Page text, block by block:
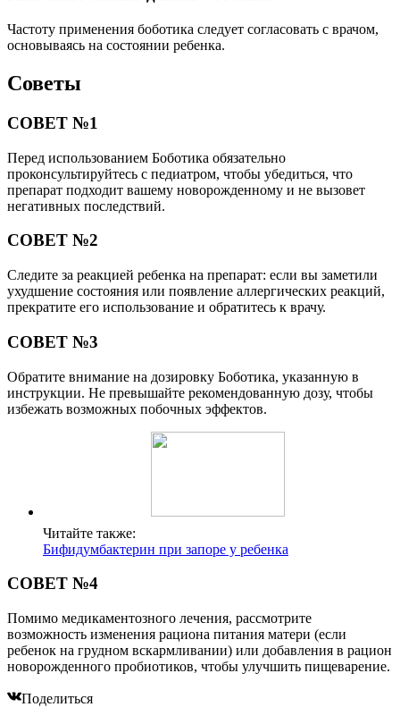
Частоту применения боботика следует согласовать с врачом,
основываясь на состоянии ребенка.
Советы
СОВЕТ №1
Перед использованием Боботика обязательно
проконсультируйтесь с педиатром, чтобы убедиться, что
препарат подходит вашему новорожденному и не вызовет
негативных последствий.
СОВЕТ №2
Следите за реакцией ребенка на препарат: если вы заметили
ухудшение состояния или появление аллергических реакций,
прекратите его использование и обратитесь к врачу.
СОВЕТ №3
Обратите внимание на дозировку Боботика, указанную в
инструкции. Не превышайте рекомендованную дозу, чтобы
избежать возможных побочных эффектов.
Читайте также:
Бифидумбактерин при запоре у ребенка
СОВЕТ №4
Помимо медикаментозного лечения, рассмотрите
возможность изменения рациона питания матери (если
ребенок на грудном вскармливании) или добавления в рацион
новорожденного пробиотиков, чтобы улучшить пищеварение.
Поделиться